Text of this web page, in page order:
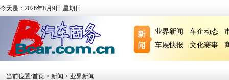
今天是：2026年8月9日 星期日
业界新闻 车企动态
车展快报
文化赛事
当前位置:首页 > 新闻 > 业界新闻